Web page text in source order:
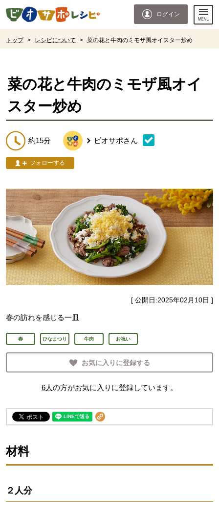
ページの先頭です。
ログイン
トップ > レシピについて > 菜の花と牛肉のミモザ風オイスター炒め
菜の花と牛肉のミモザ風オイ
スター炒め
約15分 ビオサポさん
フォローする
[ 公開日:2025年02月10日 ]
春の訪れを感じる一皿
春 ひなまつり 牛肉 お祝い
お気に入りに登録する
6人の方がお気に入りに登録しています。
材料
２人分